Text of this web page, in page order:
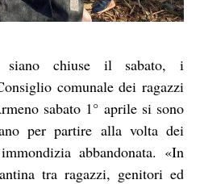
siano chiuse il sabato, i
comunale dei ragazzi
sabato 1° aprile si sono
per partire alla volta dei
abbandonata. «In
tra ragazzi, genitori ed